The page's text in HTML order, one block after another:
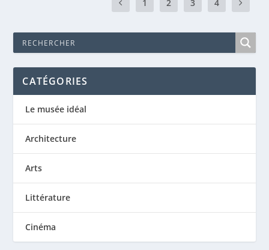
1 2 3 4
CATÉGORIES
Le musée idéal
Architecture
Arts
Littérature
Cinéma